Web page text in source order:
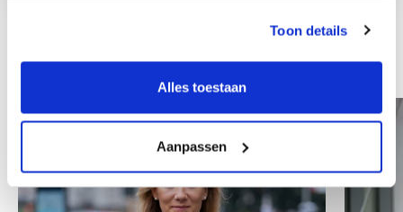
Toon details
Alles toestaan
Aanpassen
Ostali zaposlenici